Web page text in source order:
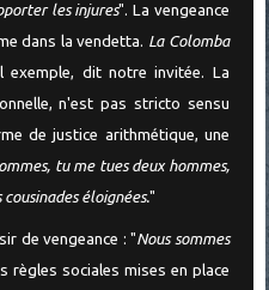
les injures". La vengeance
dans la vendetta. La Colomba
dit notre invitée. La
n'est pas stricto sensu
de justice arithmétique, une
tu me tues deux hommes,
éloignées."
de vengeance : "Nous sommes
règles sociales mises en place